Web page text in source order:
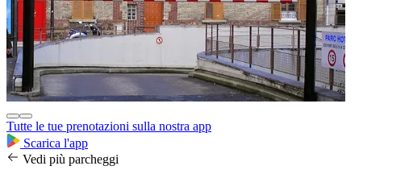
Tutte le tue prenotazioni sulla nostra app
Scarica l'app
Vedi più parcheggi